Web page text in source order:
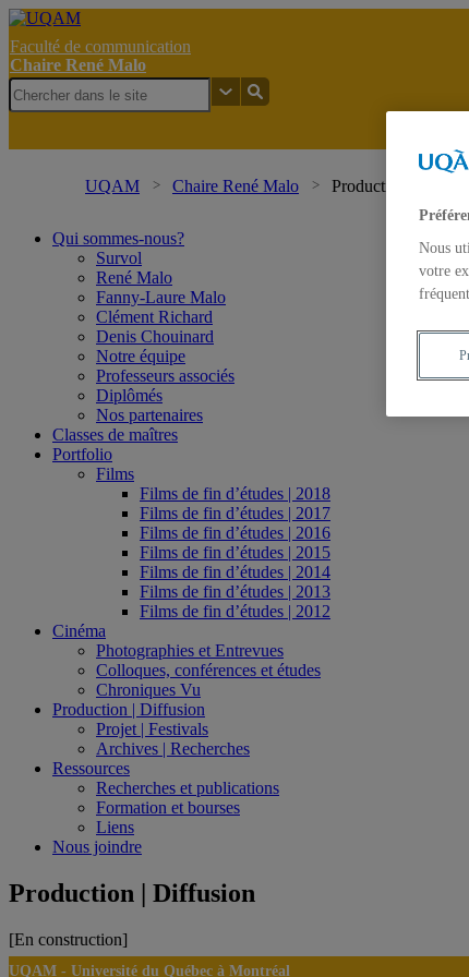
Faculté de communication
Chaire René Malo
UQAM Chaire René Malo Production |
Qui sommes-nous?
Survol
René Malo
Fanny-Laure Malo
Clément Richard
Denis Chouinard
Notre équipe
Professeurs associés
Diplômés
Nos partenaires
Classes de maîtres
Portfolio
Films
Films de fin d’études | 2018
Films de fin d’études | 2017
Films de fin d’études | 2016
Films de fin d’études | 2015
Films de fin d’études | 2014
Films de fin d’études | 2013
Films de fin d’études | 2012
Cinéma
Photographies et Entrevues
Colloques, conférences et études
Chroniques Vu
Production | Diffusion
Projet | Festivals
Archives | Recherches
Ressources
Recherches et publications
Formation et bourses
Liens
Nous joindre
Production | Diffusion
[En construction]
UQAM - Université du Québec à Montréal
Nous
votre